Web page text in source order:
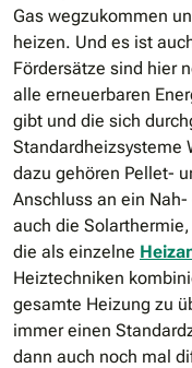
Gas wegzukommen
heizen. Und es ist
Fördersätze sind hier
alle erneuerbaren
gibt und die sich
Standardheizsysteme
dazu gehören Pellet-
Anschluss an ein
auch die
die als einzelne
Heiztechniken
gesamte Heizung zu
immer einen
dann auch noch mal